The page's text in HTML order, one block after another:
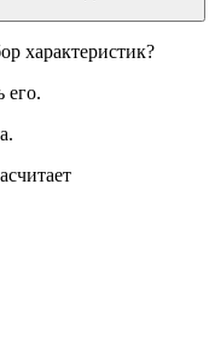
характеристик?
его.